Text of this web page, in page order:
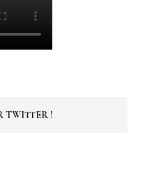
TWITTER !